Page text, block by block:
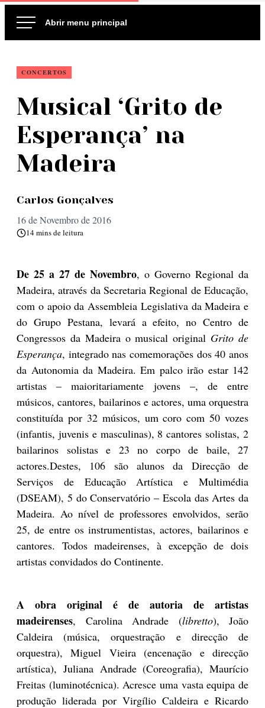
para
o
CONCERTOS
Musical ‘Grito de
Esperança’ na
Madeira
Carlos Gonçalves
16 de Novembro de 2016
14 mins de leitura
De 25 a 27 de Novembro, o Governo Regional da
Madeira, através da Secretaria Regional de Educação,
com o apoio da Assembleia Legislativa da Madeira e
do Grupo Pestana, levará a efeito, no Centro de
Congressos da Madeira o musical original Grito de
Esperança, integrado nas comemorações dos 40 anos
da Autonomia da Madeira. Em palco irão estar 142
artistas – maioritariamente jovens –, de entre
músicos, cantores, bailarinos e actores, uma orquestra
constituída por 32 músicos, um coro com 50 vozes
(infantis, juvenis e masculinas), 8 cantores solistas, 2
bailarinos solistas e 23 no corpo de baile, 27
actores.Destes, 106 são alunos da Direcção de
Serviços de Educação Artística e Multimédia
(DSEAM), 5 do Conservatório – Escola das Artes da
Madeira. Ao nível de professores envolvidos, serão
25, de entre os instrumentistas, actores, bailarinos e
cantores. Todos madeirenses, à excepção de dois
artistas convidados do Continente.
A obra original é de autoria de artistas
madeirenses, Carolina Andrade (libretto), João
Caldeira (música, orquestração e direcção de
orquestra), Miguel Vieira (encenação e direcção
artística), Juliana Andrade (Coreografia), Maurício
Freitas (luminotécnica). Acresce uma vasta equipa de
produção liderada por Virgílio Caldeira e Ricardo